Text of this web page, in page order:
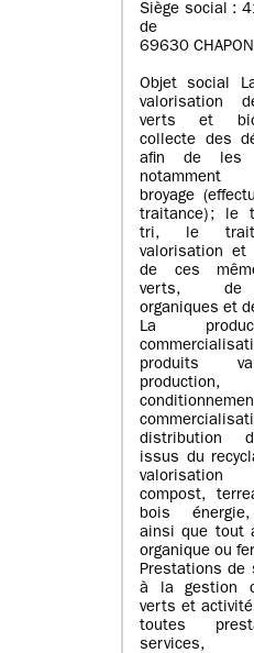
Siège social :
de
69630
Objet social
valorisation
verts et
collecte des
afin de les
broyage
traitance) ; le
tri, le
valorisation et
de ces
verts, de
organiques et
La
produits
production,
distribution
issus du
valorisation
compost,
bois
ainsi que tout
organique ou
Prestations de
à la gestion
verts et
toutes
services,